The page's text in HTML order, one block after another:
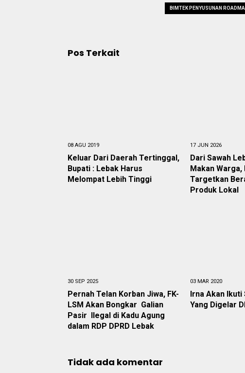
BIMTEK PENYUSUNAN
Pos Terkait
08 AGU 2019
Keluar Dari Daerah Tertinggal,
Bupati : Lebak Harus
Melompat Lebih Tinggi
17 JUN 2026
Dari Sawah
Makan Warga,
Targetkan
Produk Lokal
30 SEP 2025
Pernah Telan Korban Jiwa, FK-
LSM Akan Bongkar Galian
Pasir Ilegal di Kadu Agung
dalam RDP DPRD Lebak
03 MAR 2020
Irna Akan
Yang Digelar
Tidak ada komentar